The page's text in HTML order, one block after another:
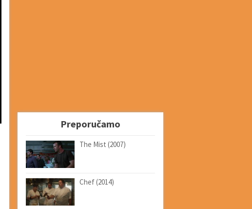
Preporučamo
The Mist (2007)
Chef (2014)